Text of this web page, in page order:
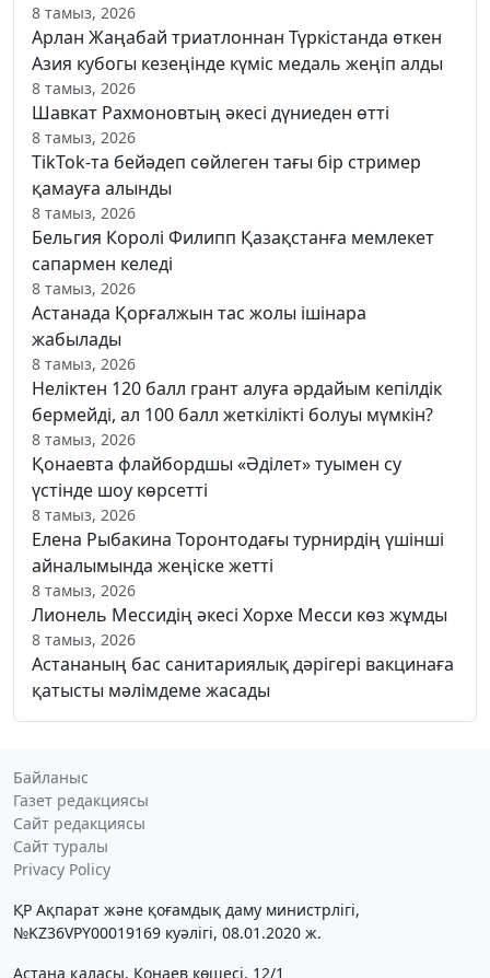
8 тамыз, 2026
Арлан Жаңабай триатлоннан Түркістанда өткен
Азия кубогы кезеңінде күміс медаль жеңіп алды
8 тамыз, 2026
Шавкат Рахмоновтың әкесі дүниеден өтті
8 тамыз, 2026
TikTok-та бейәдеп сөйлеген тағы бір стример
қамауға алынды
8 тамыз, 2026
Бельгия Королі Филипп Қазақстанға мемлекет
сапармен келеді
8 тамыз, 2026
Астанада Қорғалжын тас жолы ішінара
жабылады
8 тамыз, 2026
Неліктен 120 балл грант алуға әрдайым кепілдік
бермейді, ал 100 балл жеткілікті болуы мүмкін?
8 тамыз, 2026
Қонаевта флайбордшы «Әділет» туымен су
үстінде шоу көрсетті
8 тамыз, 2026
Елена Рыбакина Торонтодағы турнирдің үшінші
айналымында жеңіске жетті
8 тамыз, 2026
Лионель Мессидің әкесі Хорхе Месси көз жұмды
8 тамыз, 2026
Астананың бас санитариялық дәрігері вакцинаға
қатысты мәлімдеме жасады
Байланыс
Газет редакциясы
Сайт редакциясы
Сайт туралы
Privacy Policy
ҚР Ақпарат және қоғамдық даму министрлігі,
№KZ36VPY00019169 куәлігі, 08.01.2020 ж.
Астана қаласы, Қонаев көшесі, 12/1